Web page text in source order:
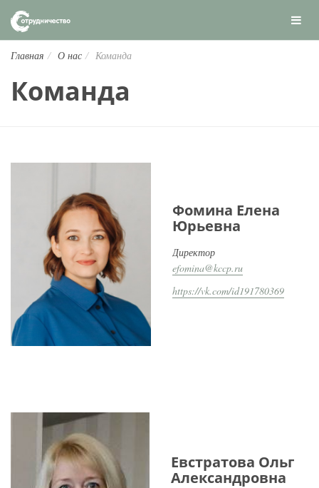
Главная О нас Команда
Команда
Фомина Елена
Юрьевна
Директор
efomina@kccp.ru
https://vk.com/id191780369
Евстратова Ольга
Александровна